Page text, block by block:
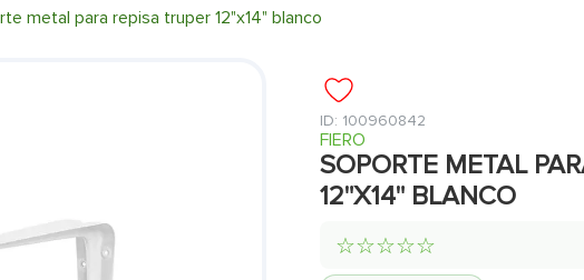
metal para repisa truper 12"x14" blanco
: 100960842
FIERO
SOPORTE METAL
12"X14" BLANCO
☆☆☆☆☆